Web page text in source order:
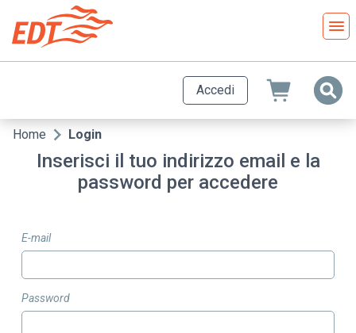
contenuto
principale
Accedi
Briciole
Home Login
Inserisci il tuo indirizzo email e la
password per accedere
E-mail
Password